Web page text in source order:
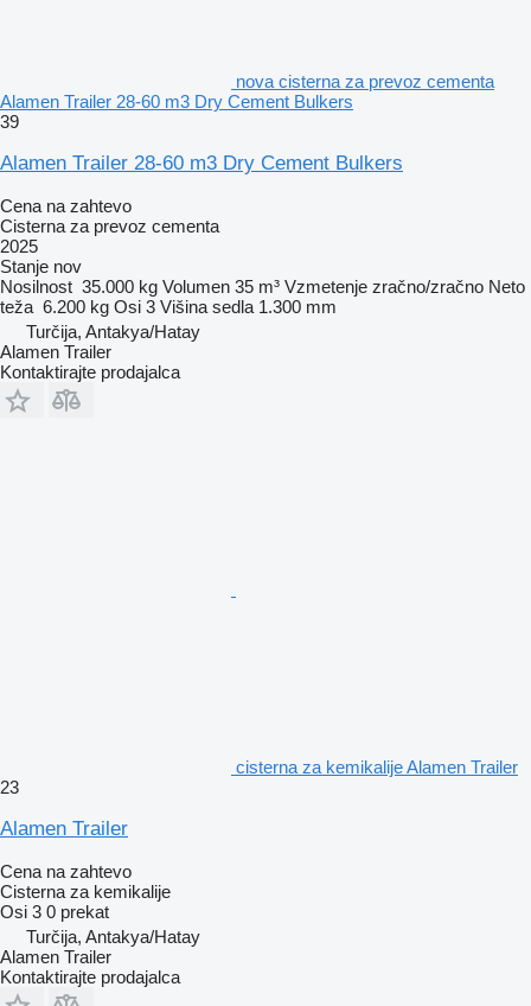
nova cisterna za prevoz cementa
Alamen Trailer 28-60 m3 Dry Cement Bulkers
39
Alamen Trailer 28-60 m3 Dry Cement Bulkers
Cena na zahtevo
Cisterna za prevoz cementa
2025
Stanje nov
Nosilnost 35.000 kg Volumen 35 m³ Vzmetenje zračno/zračno Neto
teža 6.200 kg Osi 3 Višina sedla 1.300 mm
Turčija, Antakya/Hatay
Alamen Trailer
Kontaktirajte prodajalca
cisterna za kemikalije Alamen Trailer
23
Alamen Trailer
Cena na zahtevo
Cisterna za kemikalije
Osi 3 0 prekat
Turčija, Antakya/Hatay
Alamen Trailer
Kontaktirajte prodajalca